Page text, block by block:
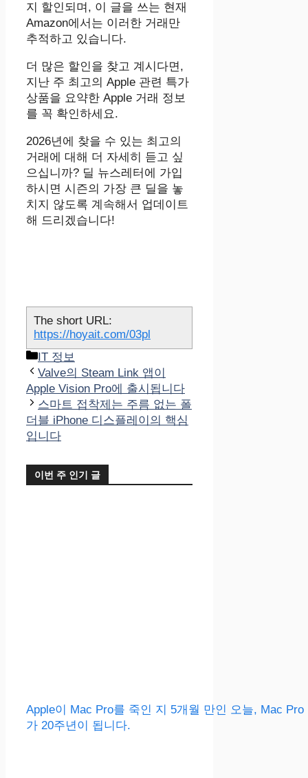
지 할인되며, 이 글을 쓰는 현재
Amazon에서는 이러한 거래만
추적하고 있습니다.
더 많은 할인을 찾고 계시다면,
지난 주 최고의 Apple 관련 특가
상품을 요약한 Apple 거래 정보
를 꼭 확인하세요.
2026년에 찾을 수 있는 최고의
거래에 대해 더 자세히 듣고 싶
으십니까? 딜 뉴스레터에 가입
하시면 시즌의 가장 큰 딜을 놓
치지 않도록 계속해서 업데이트
해 드리겠습니다!
The short URL:
https://hoyait.com/03pl
카
테
고
리
IT 정보
Valve의 Steam Link 앱이
Apple Vision Pro에 출시됩니다
스마트 접착제는 주름 없는 폴
더블 iPhone 디스플레이의 핵심
입니다
이번 주 인기 글
Apple이 Mac Pro를 죽인 지 5개월 만인 오늘, Mac Pro
가 20주년이 됩니다.